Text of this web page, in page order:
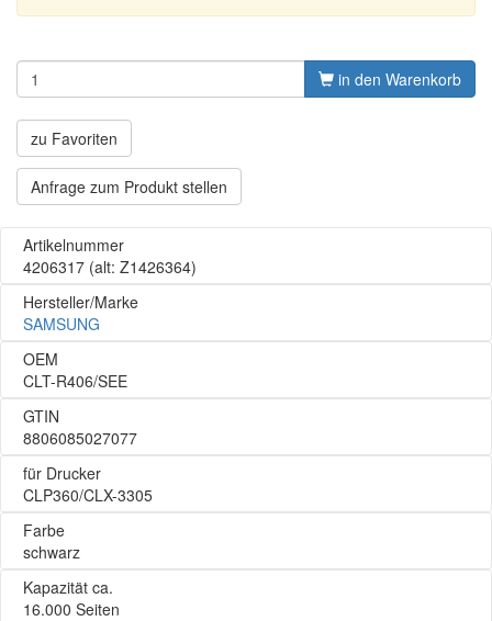
in den Warenkorb
zu Favoriten
Anfrage zum Produkt stellen
Artikelnummer
4206317 (alt: Z1426364)
Hersteller/Marke
SAMSUNG
OEM
CLT-R406/SEE
GTIN
8806085027077
für Drucker
CLP360/CLX-3305
Farbe
schwarz
Kapazität ca.
16.000 Seiten